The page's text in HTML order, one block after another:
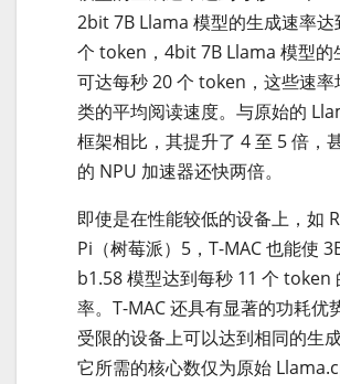
2bit 7B Llama 模型的生成速率达
个 token，4bit 7B Llama 模型的
可达每秒 20 个 token，这些速率
类的平均阅读速度。与原始的
框架相比，其提升了 4 至 5 倍，
的 NPU 加速器还快两倍。
即使是在性能较低的设备上，如
Pi（树莓派）5，T-MAC 也能使
b1.58 模型达到每秒 11 个 token
率。T-MAC 还具有显著的功耗优
受限的设备上可以达到相同的生
它所需的核心数仅为原始